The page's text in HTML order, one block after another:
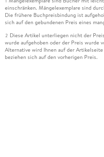
einschränken. Mängelexemplare sind
Die frühere Buchpreisbindung ist
sich auf den gebundenen Preis eines
2 Diese Artikel unterliegen nicht der
wurde aufgehoben oder der Preis wurde
Alternative wird Ihnen auf der
beziehen sich auf den vorherigen Preis.